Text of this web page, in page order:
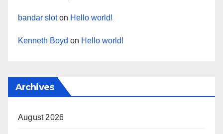
bandar sloton Hello world!
Kenneth Boyd on Hello world!
Archives
August 2026